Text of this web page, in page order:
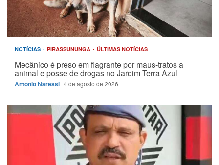
NOTÍCIAS PIRASSUNUNGA ÚLTIMAS NOTÍCIAS
Mecânico é preso em flagrante por maus-tratos a
animal e posse de drogas no Jardim Terra Azul
Antonio Naressi 4 de agosto de 2026